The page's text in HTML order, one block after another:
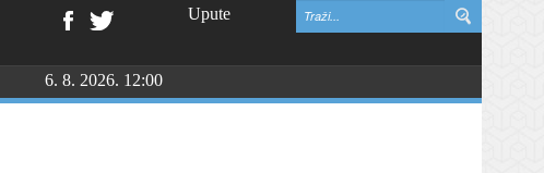
Upute
6. 8. 2026. 12:00